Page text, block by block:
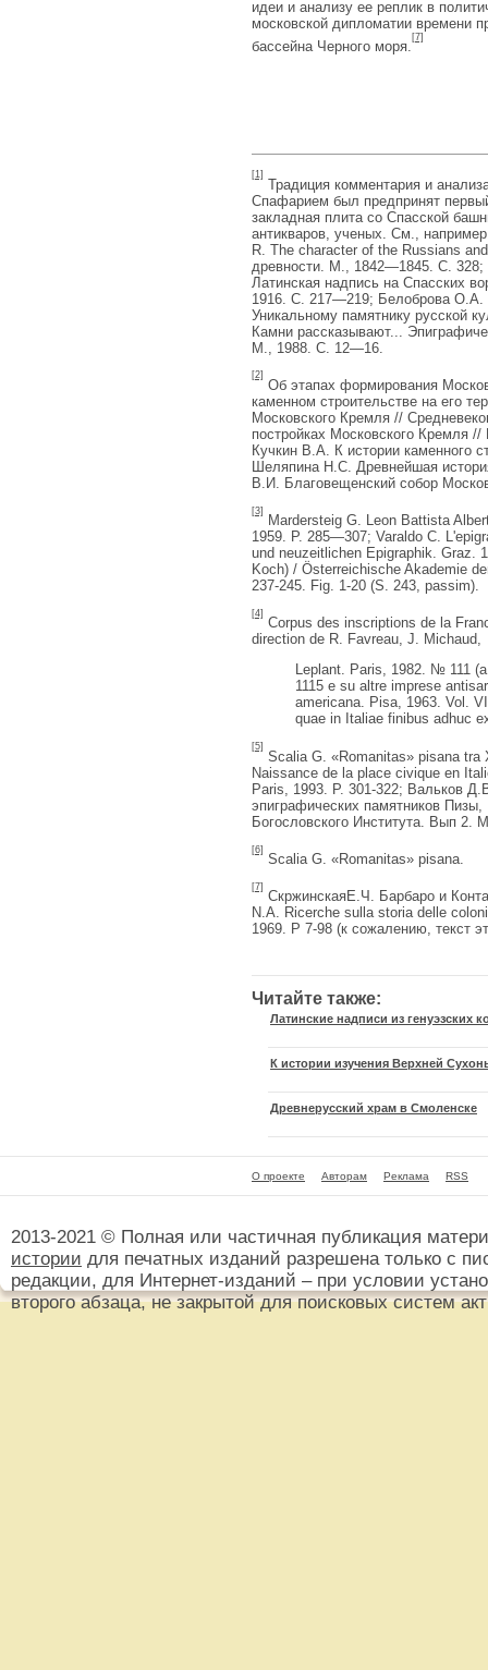
идеи и анализу ее реплик в
московской дипломатии времени
бассейна Черного моря.
[7]
[1]
Традиция комментария и
Спафарием был предпринят
закладная плита со Спасской
антикваров, ученых. См.,
R. The character of the Russians
древности. М., 1842—1845. С.
Латинская надпись на Спасских
1916. С. 217—219; Белоброва О.А.
Уникальному памятнику русской
Камни рассказывают...
М., 1988. С. 12—16.
[2]
Об этапах формирования
каменном строительстве на его
Московского Кремля //
постройках Московского
Кучкин В.А. К истории
Шеляпина Н.С. Древнейшая
В.И. Благовещенский собор
[3]
Mardersteig G. Leon Battista
1959. P. 285—307; Varaldo C.
und neuzeitlichen Epigraphik. Graz.
Koch) / Österreichische Akademie
237-245. Fig. 1-20 (S. 243, passim).
[4]
Corpus des inscriptions de la
direction de R. Favreau, J. Michaud,
Leplant. Paris, 1982. № 111
1115 e su altre imprese
americana. Pisa, 1963. Vol.
quae in Italiae finibus adhuc
[5]
Scalia G. «Romanitas» pisana
Naissance de la place civique en
Paris, 1993. P. 301-322; Вальков
эпиграфических памятников
Богословского Института. Вып 2.
[6]
Scalia G. «Romanitas» pisana.
[7]
СкржинскаяЕ.Ч. Барбаро и
N.A. Ricerche sulla storia delle
1969. P 7-98 (к сожалению, текст
Читайте также:
Латинские надписи из генуэзских
К истории изучения Верхней
Древнерусский храм в Смоленске
О проекте Авторам Реклама RSS
2013-2021 © Полная или частичная публикация
истории для печатных изданий разрешена только с
редакции, для Интернет-изданий – при условии
второго абзаца, не закрытой для поисковых систем